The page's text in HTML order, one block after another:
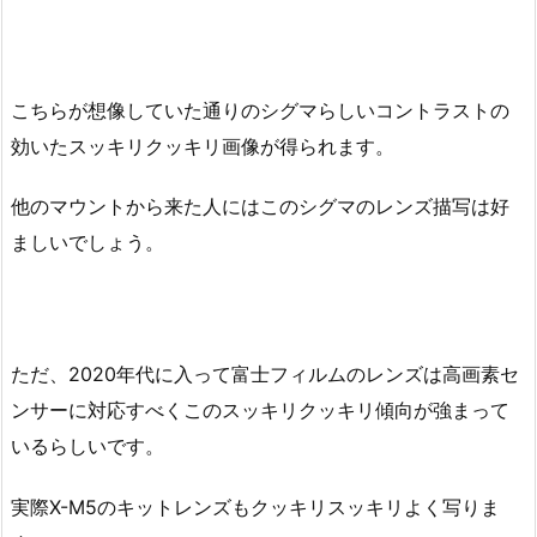
こちらが想像していた通りのシグマらしいコントラストの
効いたスッキリクッキリ画像が得られます。
他のマウントから来た人にはこのシグマのレンズ描写は好
ましいでしょう。
ただ、2020年代に入って富士フィルムのレンズは高画素セ
ンサーに対応すべくこのスッキリクッキリ傾向が強まって
いるらしいです。
実際X-M5のキットレンズもクッキリスッキリよく写りま